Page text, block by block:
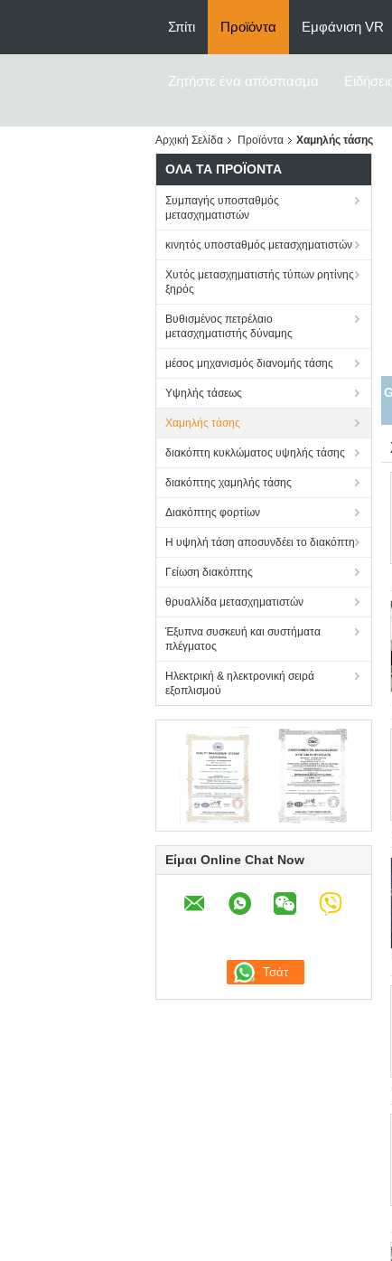
Σπίτι Προϊόντα Εμφάνιση VR
Ζητήστε ένα απόσπασμα Ειδήσεις
Αρχική Σελίδα Προϊόντα Χαμηλής τάσης
ΌΛΑ ΤΑ ΠΡΟΪΌΝΤΑ
Συμπαγής υποσταθμός
μετασχηματιστών
κινητός υποσταθμός μετασχηματιστών
Χυτός μετασχηματιστής τύπων ρητίνης
ξηρός
Βυθισμένος πετρέλαιο
μετασχηματιστής δύναμης
μέσος μηχανισμός διανομής τάσης
Υψηλής τάσεως
Χαμηλής τάσης
διακόπτη κυκλώματος υψηλής τάσης
διακόπτης χαμηλής τάσης
Διακόπτης φορτίων
Η υψηλή τάση αποσυνδέει το διακόπτη
Γείωση διακόπτης
θρυαλλίδα μετασχηματιστών
Έξυπνα συσκευή και συστήματα
πλέγματος
Ηλεκτρική & ηλεκτρονική σειρά
εξοπλισμού
Είμαι Online Chat Now